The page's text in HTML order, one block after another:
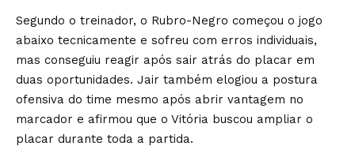
Segundo o treinador, o Rubro-Negro começou o jogo
abaixo tecnicamente e sofreu com erros individuais,
mas conseguiu reagir após sair atrás do placar em
duas oportunidades. Jair também elogiou a postura
ofensiva do time mesmo após abrir vantagem no
marcador e afirmou que o Vitória buscou ampliar o
placar durante toda a partida.